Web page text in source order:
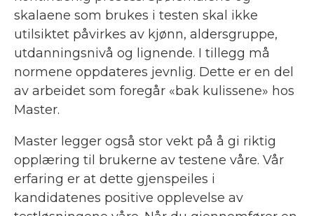
skalaene som brukes i testen skal ikke
utilsiktet påvirkes av kjønn, aldersgruppe,
utdanningsnivå og lignende. I tillegg må
normene oppdateres jevnlig. Dette er en del
av arbeidet som foregår «bak kulissene» hos
Master.
Master legger også stor vekt på å gi riktig
opplæring til brukerne av testene våre. Vår
erfaring er at dette gjenspeiles i
kandidatenes positive opplevelse av